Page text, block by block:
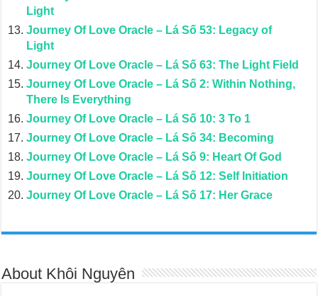
Light
Journey Of Love Oracle – Lá Số 53: Legacy of
Light
Journey Of Love Oracle – Lá Số 63: The Light Field
Journey Of Love Oracle – Lá Số 2: Within Nothing,
There Is Everything
Journey Of Love Oracle – Lá Số 10: 3 To 1
Journey Of Love Oracle – Lá Số 34: Becoming
Journey Of Love Oracle – Lá Số 9: Heart Of God
Journey Of Love Oracle – Lá Số 12: Self Initiation
Journey Of Love Oracle – Lá Số 17: Her Grace
About Khôi Nguyên